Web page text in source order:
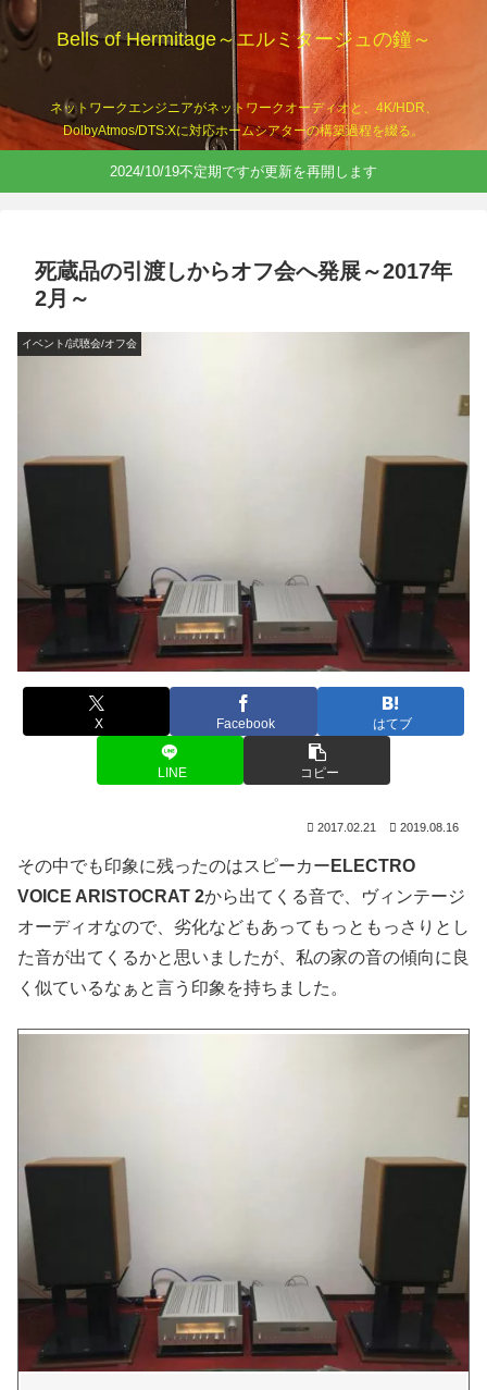
Bells of Hermitage～エルミタージュの鐘～
ネットワークエンジニアがネットワークオーディオと、4K/HDR、
DolbyAtmos/DTS:Xに対応ホームシアターの構築過程を綴る。
2024/10/19不定期ですが更新を再開します
死蔵品の引渡しからオフ会へ発展～2017年
2月～
イベント/試聴会/オフ会
X Facebook はてブ
LINE コピー
2017.02.21 2019.08.16
その中でも印象に残ったのはスピーカー ELECTRO
VOICE ARISTOCRAT 2から出てくる音で、ヴィンテージ
オーディオなので、劣化などもあってもっともっさりとし
た音が出てくるかと思いましたが、私の家の音の傾向に良
く似ているなぁと言う印象を持ちました。